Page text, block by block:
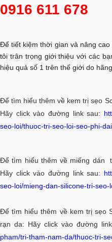
0916 611 678
Để tiết kiệm thời gian và nâng cao
tôi trân trọng giới thiệu với các
hiệu quả số 1 trên thế giới do
Để tìm hiểu thêm về kem trị sẹo
Hãy click vào đường link sau:
seo-loi/thuoc-tri-seo-loi-seo-phi-
Để tìm hiểu thêm về miếng dán
Hãy click vào đường link sau:
seo-loi/mieng-dan-silicone-tri-
Để tìm hiểu thêm về kem trị sẹo
rạn da: Hãy click vào đường
pham/tri-tham-nam-da/thuoc-tri-